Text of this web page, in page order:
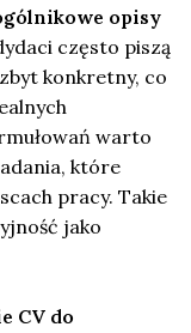
opisy
często piszą
konkretny, co
warto
które
pracy. Takie
jako
CV do